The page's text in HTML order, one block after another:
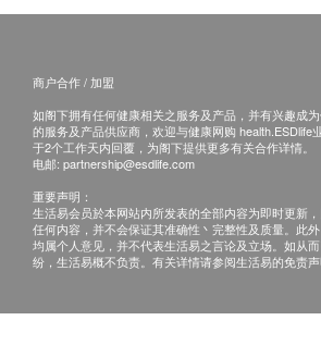
商户合作 / 加盟
如阁下拥有任何健康相关之服务及产品，并有兴趣成
的服务及产品供应商，欢迎与健康网购 health.ESDlife
于2个工作天内回覆，为阁下提供更多有关合作详情。
电邮: partnership@esdlife.com
重要声明：
生活易会员於本网站内所发表的全部内容为即时更新
任何内容，并不会保证其准确性丶完整性及质量。此
均属个人意见，并不代表生活易之言论及立场。如从
纷，生活易概不负责。有关详情请参阅生活易的免责声